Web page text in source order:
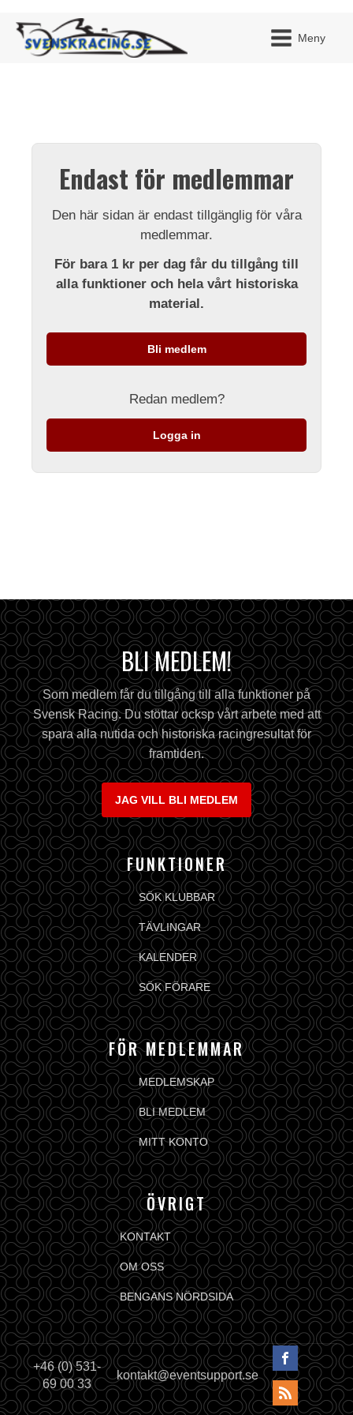
Meny
Endast för medlemmar
Den här sidan är endast tillgänglig för våra
medlemmar.
För bara 1 kr per dag får du tillgång till
alla funktioner och hela vårt historiska
material.
Bli medlem
Redan medlem?
Logga in
BLI MEDLEM!
Som medlem får du tillgång till alla funktioner på
Svensk Racing. Du stöttar ocksp vårt arbete med att
spara alla nutida och historiska racingresultat för
framtiden.
JAG VILL BLI MEDLEM
FUNKTIONER
SÖK KLUBBAR
TÄVLINGAR
KALENDER
SÖK FÖRARE
FÖR MEDLEMMAR
MEDLEMSKAP
BLI MEDLEM
MITT KONTO
ÖVRIGT
KONTAKT
OM OSS
BENGANS NÖRDSIDA
+46 (0) 531-
69 00 33
kontakt@eventsupport.se